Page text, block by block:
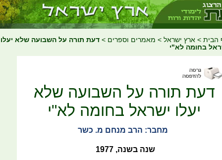
הבית > ארץ ישראל > מאמרים וספרים > דעת תורה על השבועה שלא יעלו
בחומה לא"י
דעת תורה על השבועה שלא
יעלו ישראל בחומה לא"י
מחבר: הרב מנחם מ. כשר
שנה בשנה, 1977